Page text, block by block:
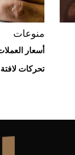
منوعات
أسعار
تحركات لافتة